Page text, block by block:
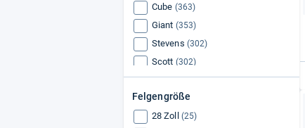
Cube (363)
Giant (353)
Stevens (302)
Scott (302)
Cannondale (297)
Bergamont
Radon (289)
Felgengröße
28 Zoll (25)